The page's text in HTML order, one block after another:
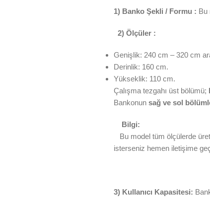
1) Banko Şekli / Formu : Bu
2) Ölçüler :
Genişlik: 240 cm – 320 cm
Derinlik: 160 cm.
Yükseklik: 110 cm.
Çalışma tezgahı üst bölümü;
Bankonun sağ ve sol
Bilgi:
Bu model tüm ölçülerde
isterseniz hemen iletişime
3) Kullanıcı Kapasitesi: